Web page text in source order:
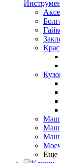
Еще